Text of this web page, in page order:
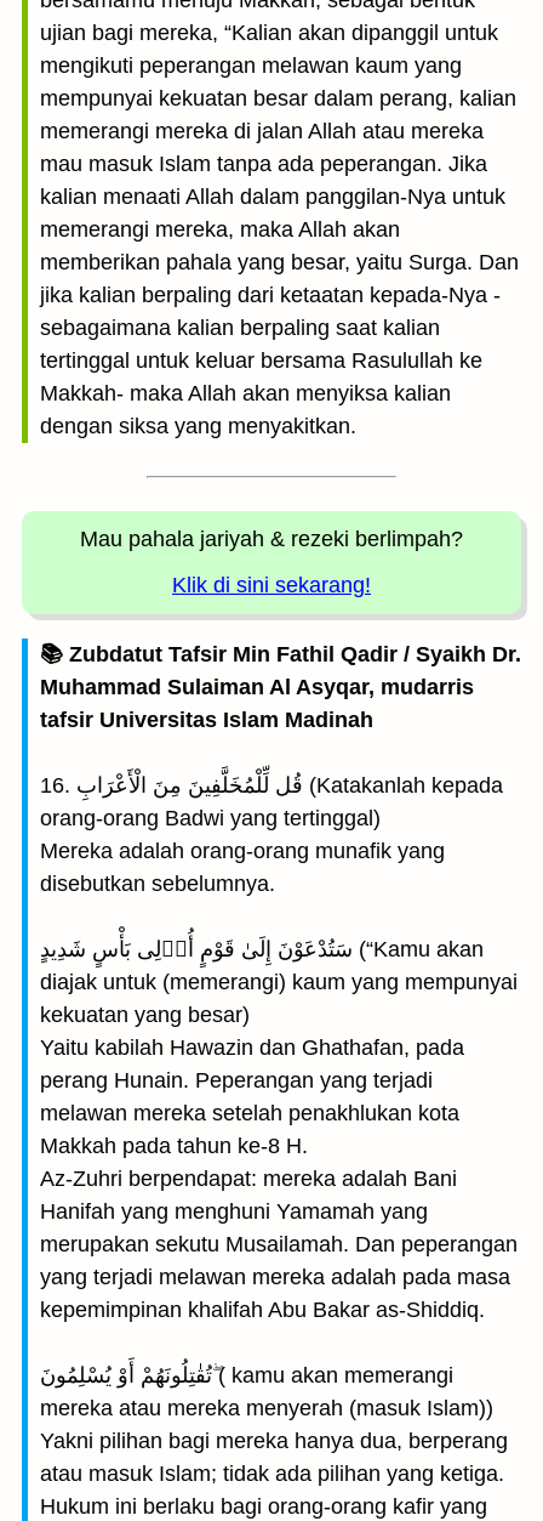
ujian bagi mereka, “Kalian akan dipanggil untuk
mengikuti peperangan melawan kaum yang
mempunyai kekuatan besar dalam perang, kalian
memerangi mereka di jalan Allah atau mereka
mau masuk Islam tanpa ada peperangan. Jika
kalian menaati Allah dalam panggilan-Nya untuk
memerangi mereka, maka Allah akan
memberikan pahala yang besar, yaitu Surga. Dan
jika kalian berpaling dari ketaatan kepada-Nya -
sebagaimana kalian berpaling saat kalian
tertinggal untuk keluar bersama Rasulullah ke
Makkah- maka Allah akan menyiksa kalian
dengan siksa yang menyakitkan.
Mau pahala jariyah & rezeki berlimpah?
Klik di sini sekarang!
📚 Zubdatut Tafsir Min Fathil Qadir / Syaikh Dr.
Muhammad Sulaiman Al Asyqar, mudarris
tafsir Universitas Islam Madinah
16. قُل لِّلْمُخَلَّفِينَ مِنَ الْأَعْرَابِ (Katakanlah kepada
orang-orang Badwi yang tertinggal)
Mereka adalah orang-orang munafik yang
disebutkan sebelumnya.
سَتُدْعَوْنَ إِلَىٰ قَوْمٍ أُو۟لِى بَأْسٍ شَدِيدٍ (“Kamu akan
diajak untuk (memerangi) kaum yang mempunyai
kekuatan yang besar)
Yaitu kabilah Hawazin dan Ghathafan, pada
perang Hunain. Peperangan yang terjadi
melawan mereka setelah penakhlukan kota
Makkah pada tahun ke-8 H.
Az-Zuhri berpendapat: mereka adalah Bani
Hanifah yang menghuni Yamamah yang
merupakan sekutu Musailamah. Dan peperangan
yang terjadi melawan mereka adalah pada masa
kepemimpinan khalifah Abu Bakar as-Shiddiq.
تُقٰتِلُونَهُمْ أَوْ يُسْلِمُونَ ۖ( kamu akan memerangi
mereka atau mereka menyerah (masuk Islam))
Yakni pilihan bagi mereka hanya dua, berperang
atau masuk Islam; tidak ada pilihan yang ketiga.
Hukum ini berlaku bagi orang-orang kafir yang